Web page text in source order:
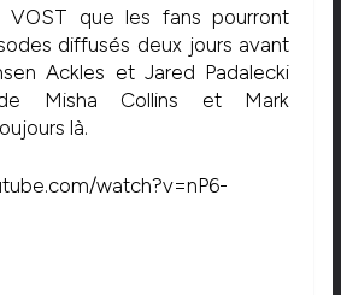
VOST que les fans pourront
diffusés deux jours avant
Ackles et Jared Padalecki
de Misha Collins et Mark
là.
watch?v=nP6-